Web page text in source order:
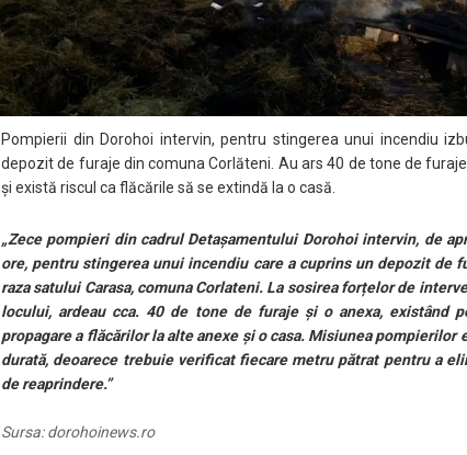
Pompierii din Dorohoi intervin, pentru stingerea unui incendiu
depozit de furaje din comuna Corlăteni. Au ars 40 de tone de
şi există riscul ca flăcările să se extindă la o casă.
„Zece pompieri din cadrul Detașamentului Dorohoi intervin, de
ore, pentru stingerea unui incendiu care a cuprins un depozit de
raza satului Carasa, comuna Corlateni. La sosirea forțelor de
locului, ardeau cca. 40 de tone de furaje și o anexa, existând
propagare a flăcărilor la alte anexe și o casa. Misiunea pompierilor
durată, deoarece trebuie verificat fiecare metru pătrat pentru a
de reaprindere.”
Sursa:dorohoinews.ro